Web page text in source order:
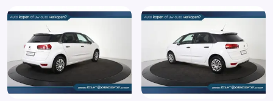
Hoofdsteunen achter
ISOFIX
Isofix bevestiging voor kinderzitjes
Lederen stuurwiel
Lederen versnellingspook